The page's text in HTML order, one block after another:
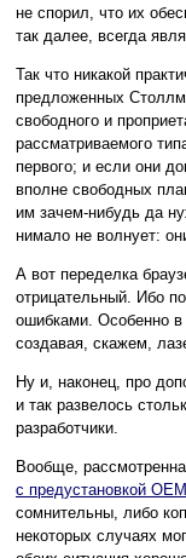
не спорил, что их
так далее, всегда
Так что никакой
предложенных
свободного и
рассматриваемого
первого; и если они
вполне свободных
им зачем-нибудь да
нимало не волнует:
А вот переделка
отрицательный. Ибо
ошибками. Особенно в
создавая, скажем,
Ну и, наконец, про
и так развелось
разработчики.
Вообще,
с предустановкой
сомнительны, либо
некоторых случаях